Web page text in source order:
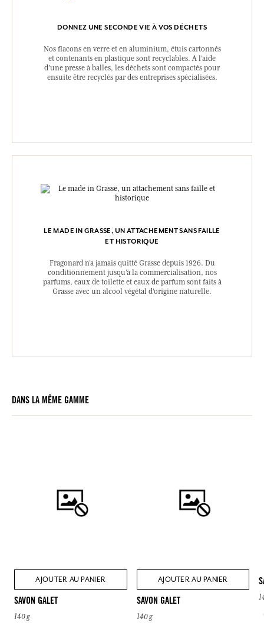
DONNEZ UNE SECONDE VIE À VOS DÉCHETS
Nos flacons en verre et en aluminium, étuis cartonnés
et contenants en plastique sont recyclables. A l’aide
d’une presse à balles, les déchets sont compactés pour
ensuite être recyclés par des entreprises spécialisées.
LE MADE IN GRASSE, UN ATTACHEMENT SANS FAILLE
ET HISTORIQUE
Fragonard n’a jamais quitté Grasse depuis 1926. Du
conditionnement jusqu’à la commercialisation, nos
parfums, eaux de toilette et eaux de parfum sont faits à
Grasse avec un alcool végétal d’origine naturelle.
DANS LA MÊME GAMME
AJOUTER AU PANIER
SAVON GALET
140 g
AJOUTER AU PANIER
SAVON GALET
140 g